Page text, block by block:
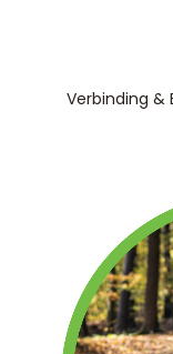
Verbinding &